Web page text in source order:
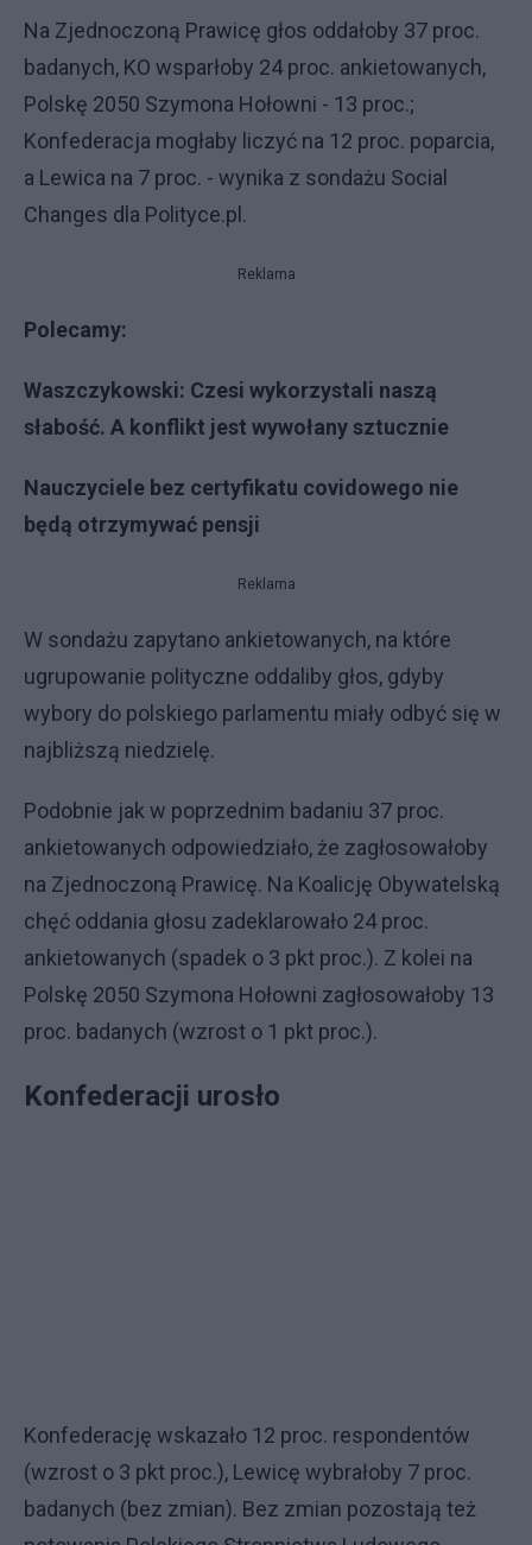
Na Zjednoczoną Prawicę głos oddałoby 37 proc.
badanych, KO wsparłoby 24 proc. ankietowanych,
Polskę 2050 Szymona Hołowni - 13 proc.;
Konfederacja mogłaby liczyć na 12 proc. poparcia,
a Lewica na 7 proc. - wynika z sondażu Social
Changes dla Polityce.pl.
Reklama
Polecamy:
Waszczykowski: Czesi wykorzystali naszą
słabość. A konflikt jest wywołany sztucznie
Nauczyciele bez certyfikatu covidowego nie
będą otrzymywać pensji
Reklama
W sondażu zapytano ankietowanych, na które
ugrupowanie polityczne oddaliby głos, gdyby
wybory do polskiego parlamentu miały odbyć się w
najbliższą niedzielę.
Podobnie jak w poprzednim badaniu 37 proc.
ankietowanych odpowiedziało, że zagłosowałoby
na Zjednoczoną Prawicę. Na Koalicję Obywatelską
chęć oddania głosu zadeklarowało 24 proc.
ankietowanych (spadek o 3 pkt proc.). Z kolei na
Polskę 2050 Szymona Hołowni zagłosowałoby 13
proc. badanych (wzrost o 1 pkt proc.).
Konfederacji urosło
Konfederację wskazało 12 proc. respondentów
(wzrost o 3 pkt proc.), Lewicę wybrałoby 7 proc.
badanych (bez zmian). Bez zmian pozostają też